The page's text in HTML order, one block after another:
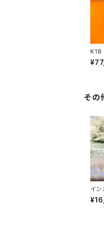
K18
その
イン